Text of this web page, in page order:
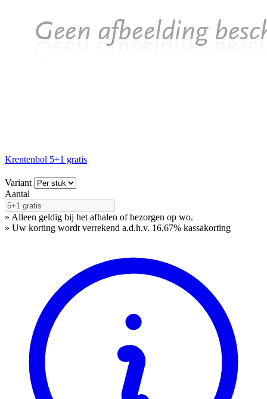
Krentenbol 5+1 gratis
Variant
Aantal
» Alleen geldig bij het afhalen of bezorgen op wo.
» Uw korting wordt verrekend a.d.h.v. 16,67% kassakorting